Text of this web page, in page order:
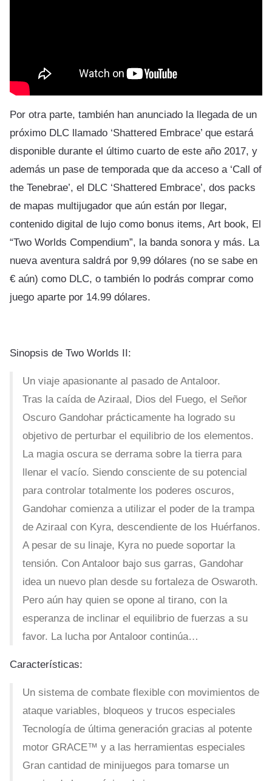
Por otra parte, también han anunciado la llegada de un
próximo DLC llamado ‘Shattered Embrace’ que estará
disponible durante el último cuarto de este año 2017, y
además un pase de temporada que da acceso a ‘Call of
the Tenebrae’, el DLC ‘Shattered Embrace’, dos packs
de mapas multijugador que aún están por llegar,
contenido digital de lujo como bonus items, Art book, El
“Two Worlds Compendium”, la banda sonora y más. La
nueva aventura saldrá por 9,99 dólares (no se sabe en
€ aún) como DLC, o también lo podrás comprar como
juego aparte por 14.99 dólares.
Sinopsis de Two Worlds II:
Un viaje apasionante al pasado de Antaloor.
Tras la caída de Aziraal, Dios del Fuego, el Señor
Oscuro Gandohar prácticamente ha logrado su
objetivo de perturbar el equilibrio de los elementos.
La magia oscura se derrama sobre la tierra para
llenar el vacío. Siendo consciente de su potencial
para controlar totalmente los poderes oscuros,
Gandohar comienza a utilizar el poder de la trampa
de Aziraal con Kyra, descendiente de los Huérfanos.
A pesar de su linaje, Kyra no puede soportar la
tensión. Con Antaloor bajo sus garras, Gandohar
idea un nuevo plan desde su fortaleza de Oswaroth.
Pero aún hay quien se opone al tirano, con la
esperanza de inclinar el equilibrio de fuerzas a su
favor. La lucha por Antaloor continúa…
Características:
Un sistema de combate flexible con movimientos de
ataque variables, bloqueos y trucos especiales
Tecnología de última generación gracias al potente
motor GRACE™ y a las herramientas especiales
Gran cantidad de minijuegos para tomarse un